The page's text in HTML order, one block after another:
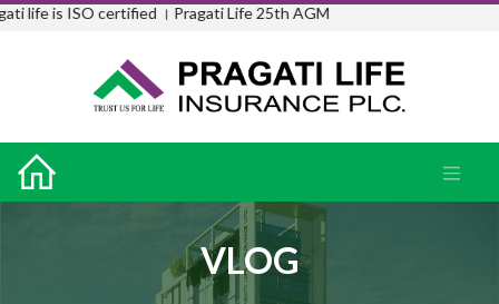
life is ISO certified । Pragati Life 25th AGM
VLOG